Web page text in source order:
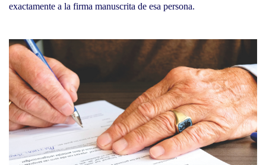
exactamente a la firma manuscrita de esa persona.